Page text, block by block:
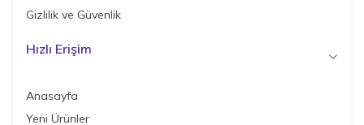
Gizlilik ve Güvenlik
Hızlı Erişim
Anasayfa
Yeni Ürünler